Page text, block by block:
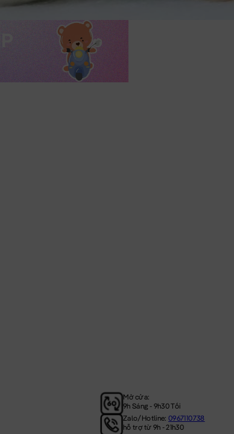
Mở cửa:
9h Sáng - 9h30 Tối
Zalo/Hotline:0967110738
hỗ trợ từ 9h - 21h30